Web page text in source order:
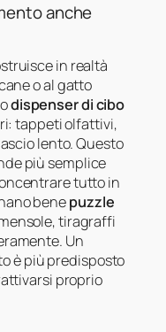
anche
in realtà
o al gatto
odispenser di cibo
tappeti olfattivi,
lento. Questo
più semplice
tutto in
benepuzzle
tiragraffi
Un
è più predisposto
proprio